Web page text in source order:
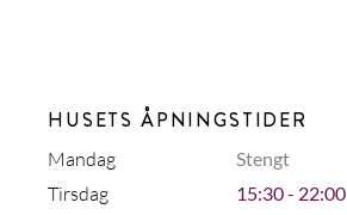
HUSETS ÅPNINGSTIDER
Mandag Stengt
Tirsdag 15:30 - 22:00